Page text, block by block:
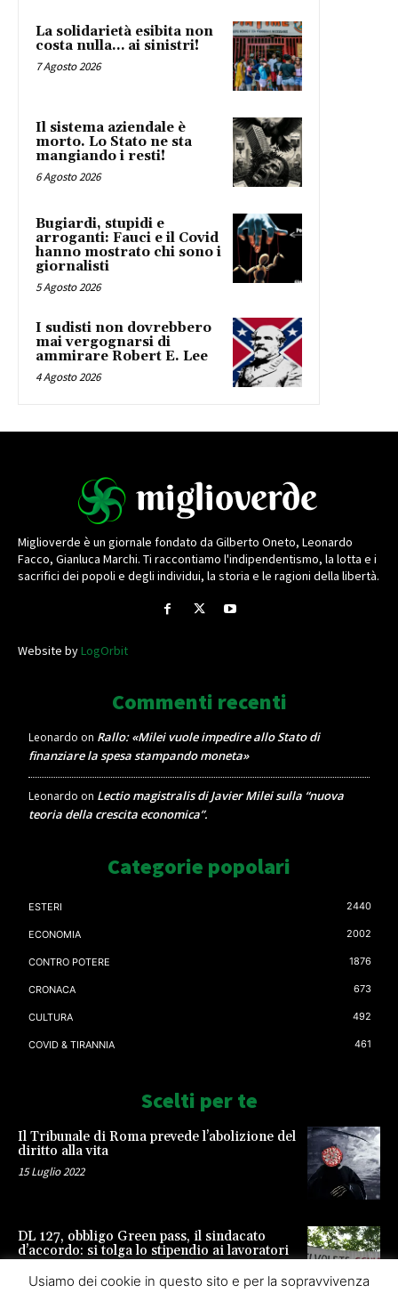
La solidarietà esibita non
costa nulla… ai sinistri!
7 Agosto 2026
Il sistema aziendale è
morto. Lo Stato ne sta
mangiando i resti!
6 Agosto 2026
Bugiardi, stupidi e
arroganti: Fauci e il Covid
hanno mostrato chi sono i
giornalisti
5 Agosto 2026
I sudisti non dovrebbero
mai vergognarsi di
ammirare Robert E. Lee
4 Agosto 2026
Miglioverde è un giornale fondato da Gilberto Oneto, Leonardo
Facco, Gianluca Marchi. Ti raccontiamo l'indipendentismo, la lotta e i
sacrifici dei popoli e degli individui, la storia e le ragioni della libertà.
Website byLogOrbit
Commenti recenti
Leonardo on Rallo: «Milei vuole impedire allo Stato di
finanziare la spesa stampando moneta»
Leonardo on Lectio magistralis di Javier Milei sulla “nuova
teoria della crescita economica”.
Categorie popolari
ESTERI 2440
ECONOMIA 2002
CONTRO POTERE 1876
CRONACA 673
CULTURA 492
COVID & TIRANNIA 461
Scelti per te
Il Tribunale di Roma prevede l’abolizione del
diritto alla vita
15 Luglio 2022
DL 127, obbligo Green pass, il sindacato
d’accordo: si tolga lo stipendio ai lavoratori
Usiamo dei cookie in questo sito e per la sopravvivenza